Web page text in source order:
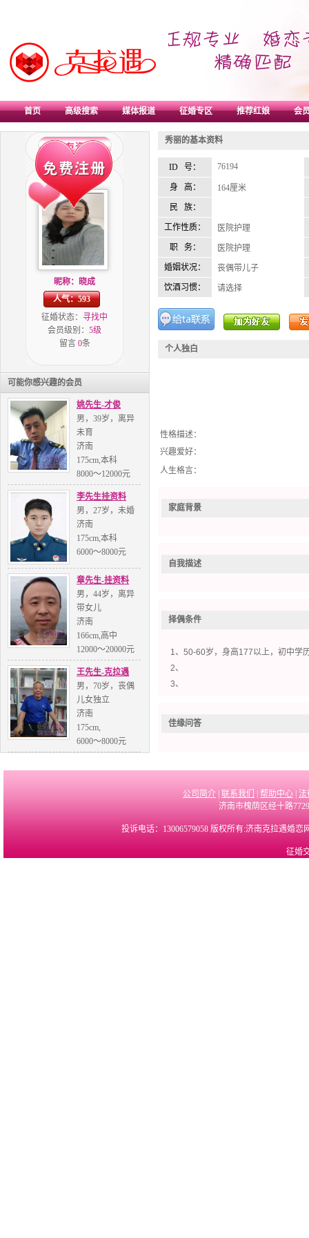
首页 高级搜索 媒体报道 征婚专区 推荐红娘 会
昵称：晓成
人气：593
征婚状态： 寻找中
会员级别： 5级
留言 0条
可能你感兴趣的会员
姚先生-才俊
男，39岁，离异
未育
济南
175cm,本科
8000～12000元
李先生挂资料
男，27岁，未婚
济南
175cm,本科
6000～8000元
章先生-挂资料
男，44岁，离异
带女儿
济南
166cm,高中
12000～20000元
王先生-克拉遇
男，70岁，丧偶
儿女独立
济南
175cm,
6000～8000元
秀丽的基本资料
ID 号： 76194
身 高：
164厘米
民 族：
工作性质：
医院护理
职 务：
医院护理
婚姻状况：
丧偶带儿子
饮酒习惯：
请选择
个人独白
性格描述：
兴趣爱好：
人生格言：
家庭背景
自我描述
择偶条件
1、50-60岁，身高177以上，初中学
2、
3、
佳缘问答
公司简介 联系我们 帮助中心
法
济南市槐荫区经十路
投诉电话：13006579058 版权所有:济南克拉遇婚
征婚